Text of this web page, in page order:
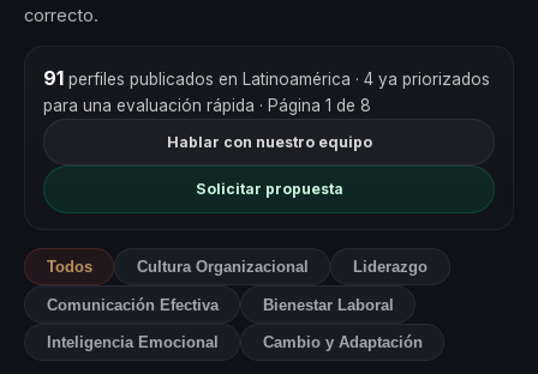
correcto.
91 perfiles publicados en Latinoamérica · 4 ya priorizados
para una evaluación rápida · Página 1 de 8
Hablar con nuestro equipo
Solicitar propuesta
Todos Cultura Organizacional Liderazgo
Comunicación Efectiva Bienestar Laboral
Inteligencia Emocional Cambio y Adaptación